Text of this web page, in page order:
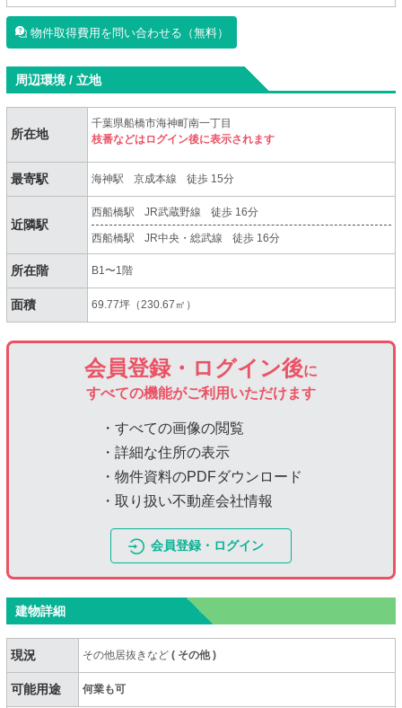
物件取得費用を問い合わせる（無料）
周辺環境 / 立地
所在地
千葉県船橋市海神町南一丁目
枝番などはログイン後に表示されます
最寄駅 海神駅 京成本線 徒歩 15分
近隣駅
西船橋駅 JR武蔵野線 徒歩 16分
西船橋駅 JR中央・総武線 徒歩 16分
所在階 B1〜1階
面積 69.77坪（230.67㎡）
会員登録・ログイン後に
すべての機能がご利用いただけます
・すべての画像の閲覧
・詳細な住所の表示
・物件資料のPDFダウンロード
・取り扱い不動産会社情報
会員登録・ログイン
建物詳細
現況 その他居抜きなど( その他)
可能用途 何業も可